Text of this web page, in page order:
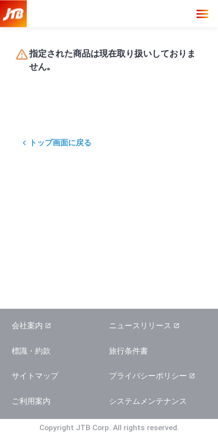
指定された商品は現在取り扱いしておりま
せん｡
トップ画面に戻る
会社案内 ニュースリリース
標識・約款 旅行条件書
サイトマップ プライバシーポリシー
ご利用案内 システムメンテナンス
Copyright JTB Corp. All rights reserved.